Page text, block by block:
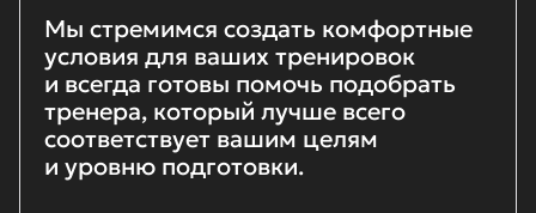
Мы стремимся создать комфортные
условия для ваших тренировок
и всегда готовы помочь подобрать
тренера, который лучше всего
соответствует вашим целям
и уровню подготовки.